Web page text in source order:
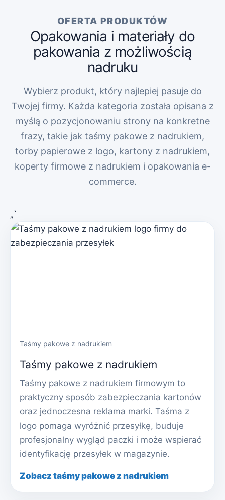
OFERTA PRODUKTÓW
Opakowania i materiały do
pakowania z możliwością
nadruku
Wybierz produkt, który najlepiej pasuje do
Twojej firmy. Każda kategoria została opisana z
myślą o pozycjonowaniu strony na konkretne
frazy, takie jak taśmy pakowe z nadrukiem,
torby papierowe z logo, kartony z nadrukiem,
koperty firmowe z nadrukiem i opakowania e-
commerce.
„`
Taśmy pakowe z nadrukiem
Taśmy pakowe z nadrukiem
Taśmy pakowe z nadrukiem firmowym to
praktyczny sposób zabezpieczania kartonów
oraz jednoczesna reklama marki. Taśma z
logo pomaga wyróżnić przesyłkę, buduje
profesjonalny wygląd paczki i może wspierać
identyfikację przesyłek w magazynie.
Zobacz taśmy pakowe z nadrukiem